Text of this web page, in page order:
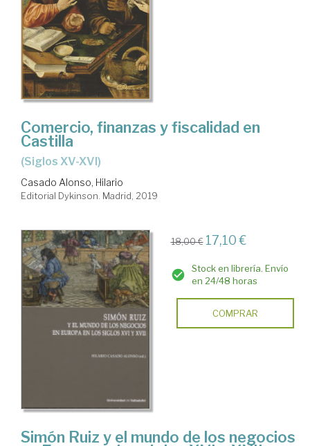
Comercio, finanzas y fiscalidad en
Castilla
(siglos XV-XVI)
Casado Alonso, Hilario
Editorial Dykinson. Madrid, 2019
18,00 € 17,10 €
Stock en librería. Envío
en 24/48 horas
COMPRAR
Simón Ruiz y el mundo de los negocios